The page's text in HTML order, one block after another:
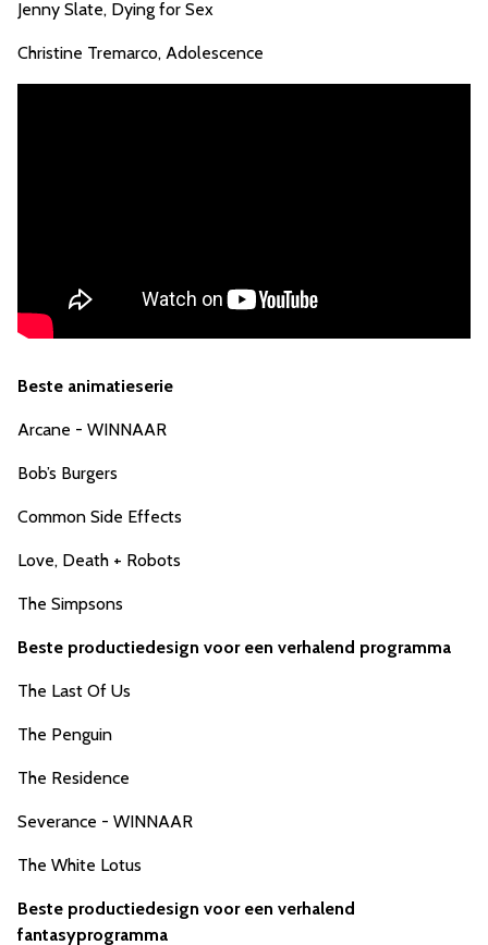
Jenny Slate, Dying for Sex
Christine Tremarco, Adolescence
Beste animatieserie
Arcane - WINNAAR
Bob’s Burgers
Common Side Effects
Love, Death + Robots
The Simpsons
Beste productiedesign voor een verhalend programma
The Last Of Us
The Penguin
The Residence
Severance - WINNAAR
The White Lotus
Beste productiedesign voor een verhalend
fantasyprogramma